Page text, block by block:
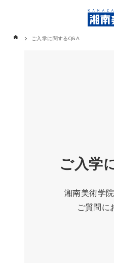
ご入学に関するQ&A
ご入学
湘南美術学
ご質問に